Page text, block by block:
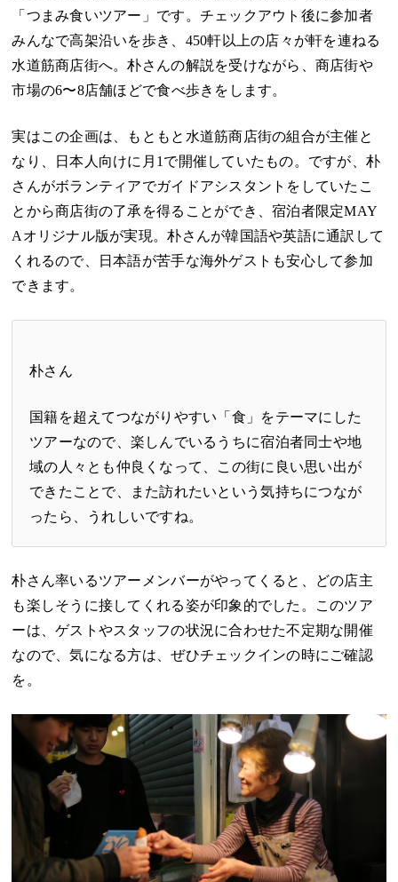
「つまみ食いツアー」です。チェックアウト後に参加者
みんなで高架沿いを歩き、450軒以上の店々が軒を連ねる
水道筋商店街へ。朴さんの解説を受けながら、商店街や
市場の6〜8店舗ほどで食べ歩きをします。
実はこの企画は、もともと水道筋商店街の組合が主催と
なり、日本人向けに月1で開催していたもの。ですが、朴
さんがボランティアでガイドアシスタントをしていたこ
とから商店街の了承を得ることができ、宿泊者限定MAY
Aオリジナル版が実現。朴さんが韓国語や英語に通訳して
くれるので、日本語が苦手な海外ゲストも安心して参加
できます。
朴さん
国籍を超えてつながりやすい「食」をテーマにした
ツアーなので、楽しんでいるうちに宿泊者同士や地
域の人々とも仲良くなって、この街に良い思い出が
できたことで、また訪れたいという気持ちにつなが
ったら、うれしいですね。
朴さん率いるツアーメンバーがやってくると、どの店主
も楽しそうに接してくれる姿が印象的でした。このツア
ーは、ゲストやスタッフの状況に合わせた不定期な開催
なので、気になる方は、ぜひチェックインの時にご確認
を。